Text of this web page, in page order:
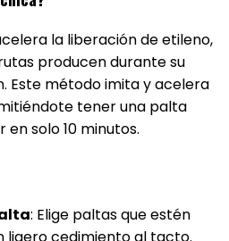
la liberación de etileno,
producen durante su
Este método imita y acelera
tener una palta
solo 10 minutos.
: Elige paltas que estén